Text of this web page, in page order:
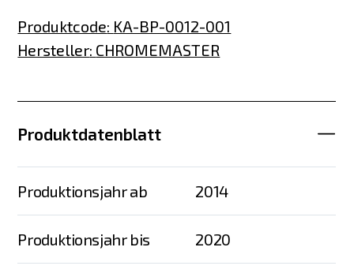
Produktcode: KA-BP-0012-001
Hersteller: CHROMEMASTER
Produktdatenblatt
Produktionsjahr ab 2014
Produktionsjahr bis 2020